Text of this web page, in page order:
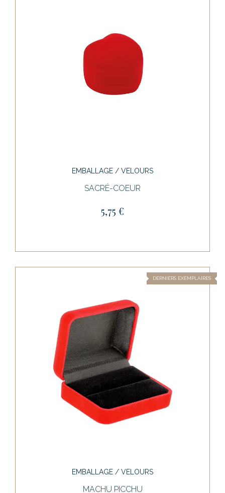
EMBALLAGE / VELOURS
SACRÉ-COEUR
5,75 €
DERNIERS EXEMPLAIRES
EMBALLAGE / VELOURS
MACHU PICCHU